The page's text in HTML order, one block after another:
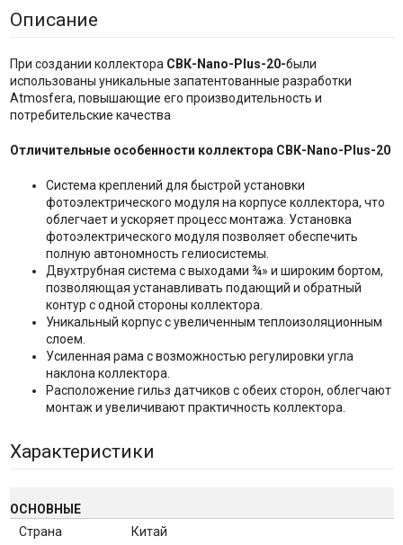
Описание
При создании коллектора СВК-Nano-Plus-20-были
использованы уникальные запатентованные разработки
Atmosfera, повышающие его производительность и
потребительские качества
Отличительные особенности коллектора СВК-Nano-Plus-20
Система креплений для быстрой установки
фотоэлектрического модуля на корпусе коллектора, что
облегчает и ускоряет процесс монтажа. Установка
фотоэлектрического модуля позволяет обеспечить
полную автономность гелиосистемы.
Двухтрубная система с выходами ¾» и широким бортом,
позволяющая устанавливать подающий и обратный
контур с одной стороны коллектора.
Уникальный корпус с увеличенным теплоизоляционным
слоем.
Усиленная рама с возможностью регулировки угла
наклона коллектора.
Расположение гильз датчиков с обеих сторон, облегчают
монтаж и увеличивают практичность коллектора.
Характеристики
ОСНОВНЫЕ
Страна
Китай